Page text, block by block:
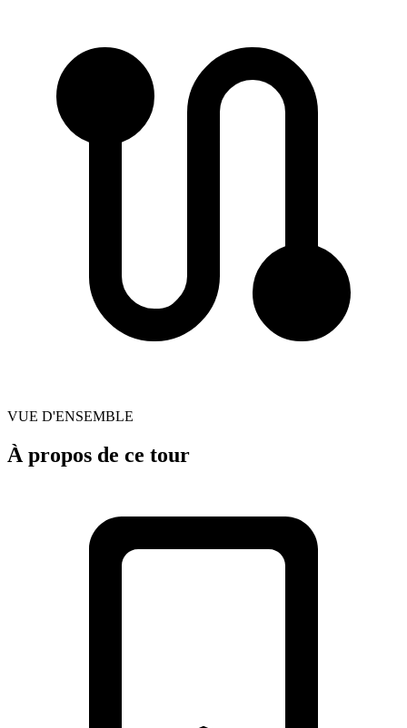
VUE D'ENSEMBLE
À propos de ce tour